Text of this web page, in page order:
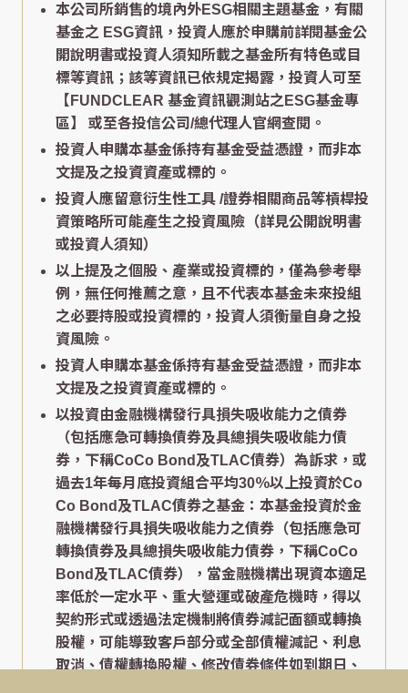
本公司所銷售的境內外ESG相關主題基金，有關
基金之 ESG資訊，投資人應於申購前詳閱基金公
開說明書或投資人須知所載之基金所有特色或目
標等資訊；該等資訊已依規定揭露，投資人可至
【FUNDCLEAR 基金資訊觀測站之ESG基金專
區】
或至各投信公司/總代理人官網查閱。
投資人申購本基金係持有基金受益憑證，而非本
文提及之投資資產或標的。
投資人應留意衍生性工具 /證券相關商品等槓桿投
資策略所可能產生之投資風險（詳見公開說明書
或投資人須知）
以上提及之個股、產業或投資標的，僅為參考舉
例，無任何推薦之意，且不代表本基金未來投組
之必要持股或投資標的，投資人須衡量自身之投
資風險。
投資人申購本基金係持有基金受益憑證，而非本
文提及之投資資產或標的。
以投資由金融機構發行具損失吸收能力之債券
（包括應急可轉換債券及具總損失吸收能力債
券，下稱CoCo Bond及TLAC債券）為訴求，或
過去1年每月底投資組合平均30％以上投資於Co
Co Bond及TLAC債券之基金：本基金投資於金
融機構發行具損失吸收能力之債券（包括應急可
轉換債券及具總損失吸收能力債券，下稱CoCo
Bond及TLAC債券），當金融機構出現資本適足
率低於一定水平、重大營運或破產危機時，得以
契約形式或透過法定機制將債券減記面額或轉換
股權，可能導致客戶部分或全部債權減記、利息
取消、債權轉換股權、修改債券條件如到期日、